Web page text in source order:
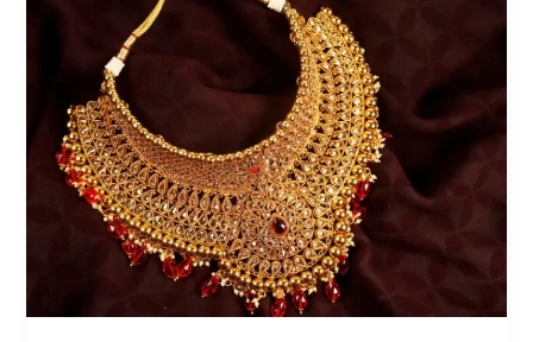
Smykker:
Hvorfor
de
Er
Perfekte
Hverdagsbruk
Fest